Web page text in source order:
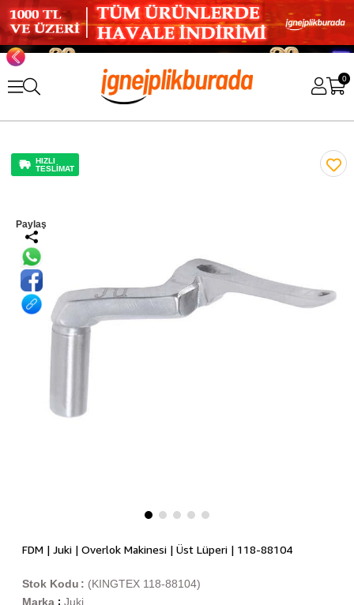
0
HIZLI
TESLİMAT
Paylaş
FDM | Juki | Overlok Makinesi | Üst Lüperi | 118-88104
(KINGTEX 118-88104)
Stok Kodu
Marka : Juki